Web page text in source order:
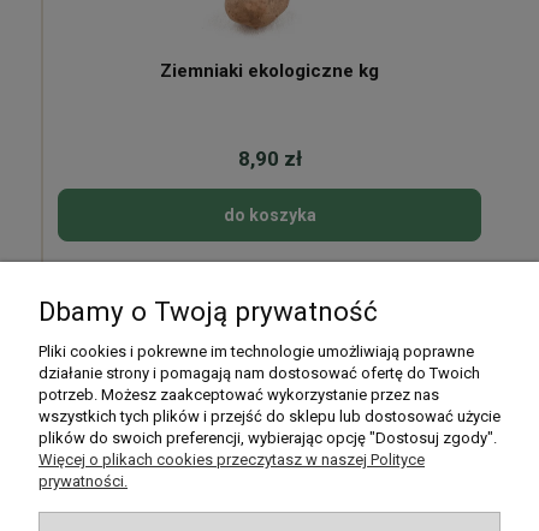
Ziemniaki ekologiczne kg
8,90 zł
do koszyka
Moje konto
Płatności i dostawa
Informacje
Dbamy o Twoją prywatność
Pliki cookies i pokrewne im technologie umożliwiają poprawne
działanie strony i pomagają nam dostosować ofertę do Twoich
potrzeb. Możesz zaakceptować wykorzystanie przez nas
wszystkich tych plików i przejść do sklepu lub dostosować użycie
plików do swoich preferencji, wybierając opcję "Dostosuj zgody".
Więcej o plikach cookies przeczytasz w naszej Polityce
prywatności.